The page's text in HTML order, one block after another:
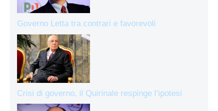
Governo Letta tra contrari e favorevoli
Crisi di governo, il Quirinale respinge l’ipotesi